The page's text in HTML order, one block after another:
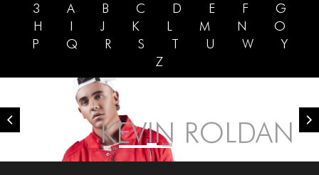
3 A B C D E F
G
H
I J K L M N
O
P
Q R S T U W
Y
Z
KEVIN ROLDAN